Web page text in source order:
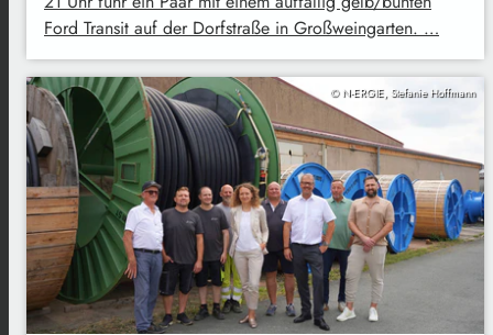
Ford Transit auf der Dorfstraße in Großweingarten. …
© N-ERGIE, Stefanie Hoffmann